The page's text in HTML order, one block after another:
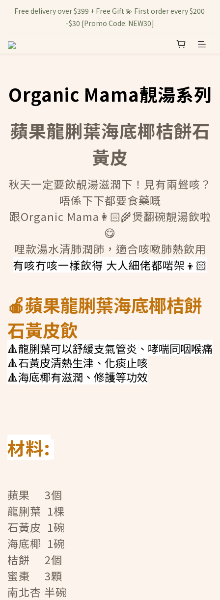
Free delivery over $399 + Free Gift 💫 First order every $200
-$30 [Promo Code: NEW30]
Organic Mama靚湯系列
蘋果龍脷葉海底椰桔餅石
黃皮
秋天一定要飲靚湯滋潤下！見有兩聲咳？
唔係下下都要食藥嘅
跟Organic Mama👩🏻‍🌾煲翻碗靚湯飲啦
😋
哩款湯水清肺潤肺，適合咳嗽肺熱飲用
有咳冇咳一樣飲得 大人細佬都啱架👦🏻
🍎蘋果龍脷葉海底椰桔餅
石黃皮飲
🔺龍脷葉可以舒緩支氣管炎、哮喘同咽喉痛
🔺石黃皮清熱生津、化痰止咳
🔺海底椰有滋潤、修護等功效
材料:
蘋果 3個
龍脷葉 1棵
石黃皮 1碗
海底椰 1碗
桔餅 2個
蜜棗 3顆
南北杏 半碗